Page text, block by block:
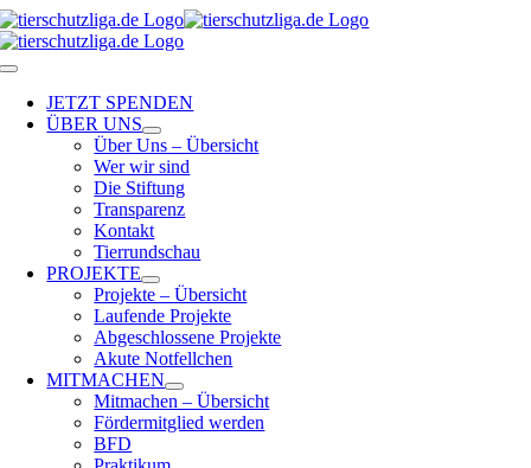
Skip
to
content
Toggle
NavigationJETZT SPENDEN
ÜBER UNS
Über Uns – Übersicht
Wer wir sind
Die Stiftung
Transparenz
Kontakt
Tierrundschau
PROJEKTE
Projekte – Übersicht
Laufende Projekte
Abgeschlossene Projekte
Akute Notfellchen
MITMACHEN
Mitmachen – Übersicht
Fördermitglied werden
BFD